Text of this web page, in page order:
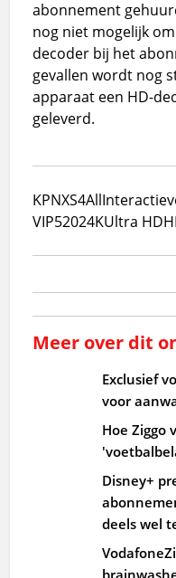
abonnement
nog niet mogelijk
decoder bij het
gevallen wordt nog
apparaat een HD-
geleverd.
KPNXS4All
VIP52024KUltra HD
Meer over dit
Exclusief
voor
Hoe Ziggo
Disney+
deels wel